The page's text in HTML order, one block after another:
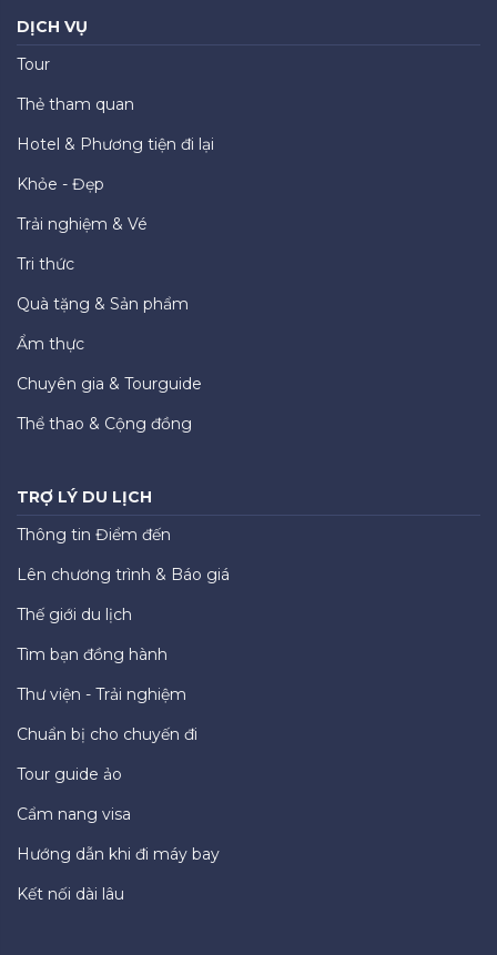
DỊCH VỤ
Tour
Thẻ tham quan
Hotel & Phương tiện đi lại
Khỏe - Đẹp
Trải nghiệm & Vé
Tri thức
Quà tặng & Sản phẩm
Ẩm thực
Chuyên gia & Tourguide
Thể thao & Cộng đồng
TRỢ LÝ DU LỊCH
Thông tin Điểm đến
Lên chương trình & Báo giá
Thế giới du lịch
Tìm bạn đồng hành
Thư viện - Trải nghiệm
Chuẩn bị cho chuyến đi
Tour guide ảo
Cẩm nang visa
Hướng dẫn khi đi máy bay
Kết nối dài lâu